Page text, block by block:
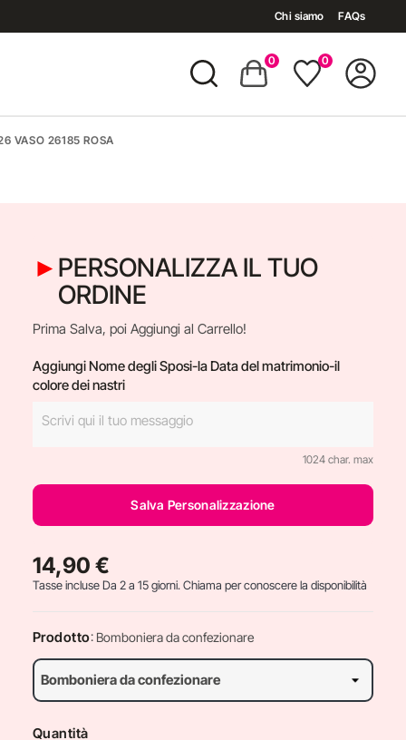
Chi siamo FAQs
0 0
VASO 26185 ROSA
PERSONALIZZA IL TUO
ORDINE
Prima Salva, poi Aggiungi al Carrello!
Aggiungi Nome degli Sposi-la Data del matrimonio-il
colore dei nastri
1024 char. max
Salva Personalizzazione
14,90 €
Tasse incluseDa 2 a 15 giorni. Chiama per conoscere la disponibilità
Prodotto: Bomboniera da confezionare
Quantità